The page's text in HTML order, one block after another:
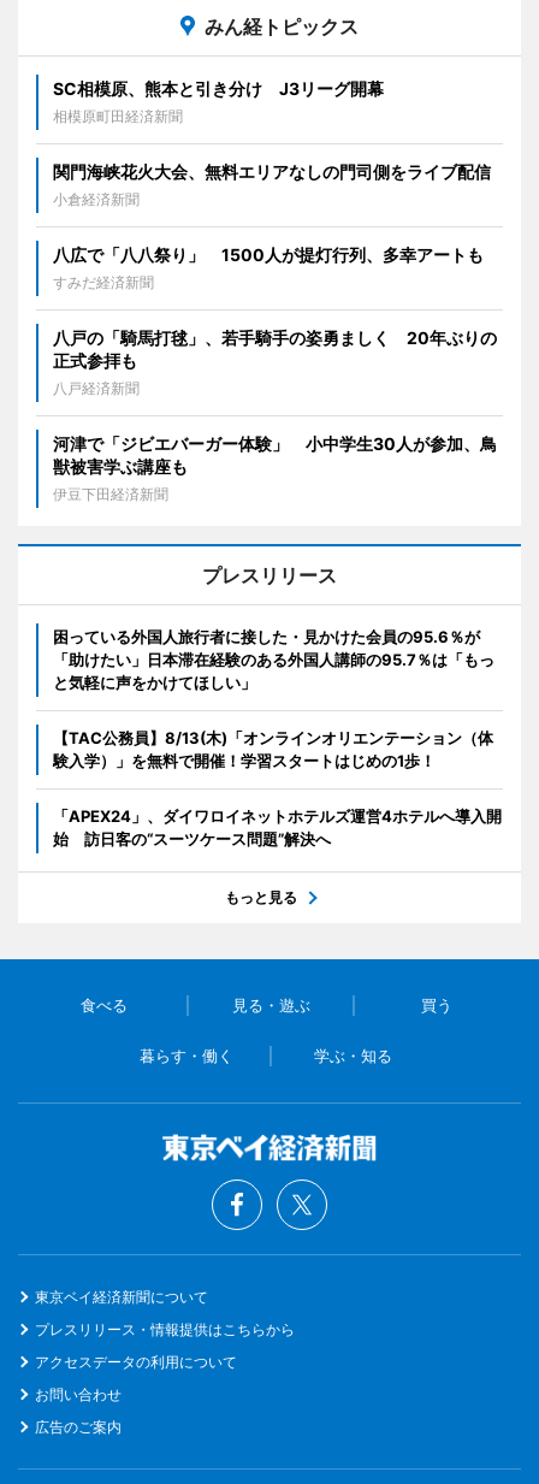
みん経トピックス
SC相模原、熊本と引き分け J3リーグ開幕
相模原町田経済新聞
関門海峡花火大会、無料エリアなしの門司側をライブ配信
小倉経済新聞
八広で「八八祭り」 1500人が提灯行列、多幸アートも
すみだ経済新聞
八戸の「騎馬打毬」、若手騎手の姿勇ましく 20年ぶりの
正式参拝も
八戸経済新聞
河津で「ジビエバーガー体験」 小中学生30人が参加、鳥
獣被害学ぶ講座も
伊豆下田経済新聞
プレスリリース
困っている外国人旅行者に接した・見かけた会員の95.6％が
「助けたい」日本滞在経験のある外国人講師の95.7％は「もっ
と気軽に声をかけてほしい」
【TAC公務員】8/13(木)「オンラインオリエンテーション（体
験入学）」を無料で開催！学習スタートはじめの1歩！
「APEX24」、ダイワロイネットホテルズ運営4ホテルへ導入開
始 訪日客の“スーツケース問題”解決へ
もっと見る
食べる 見る・遊ぶ 買う
暮らす・働く 学ぶ・知る
東京ベイ経済新聞について
プレスリリース・情報提供はこちらから
アクセスデータの利用について
お問い合わせ
広告のご案内